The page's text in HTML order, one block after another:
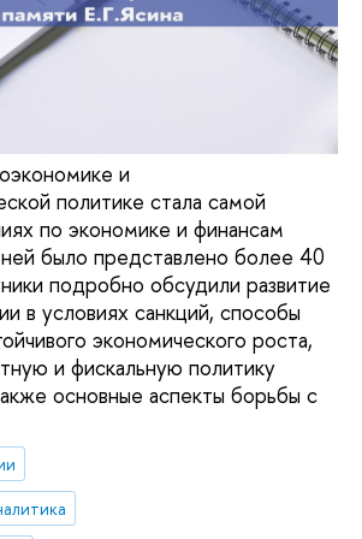
и
политике стала самой
по экономике и финансам
было представлено более 40
подробно обсудили развитие
в условиях санкций, способы
экономического роста,
и фискальную политику
основные аспекты борьбы с